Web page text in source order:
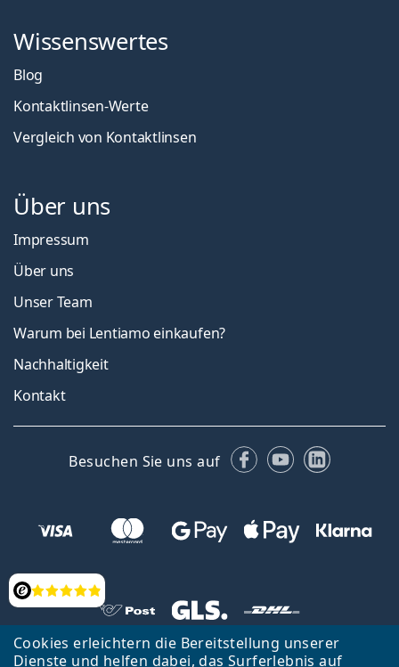
Cookies erleichtern die Bereitstellung unserer
Dienste und helfen dabei, das Surferlebnis auf
Bewertung
Wissenswertes
Blog
Kontaktlinsen-Werte
Vergleich von Kontaktlinsen
Über uns
Impressum
Über uns
Unser Team
Warum bei Lentiamo einkaufen?
Nachhaltigkeit
Kontakt
Besuchen Sie uns auf Facebook
YouTubeLinkedIn
Zurück zur Hauptseite Nach oben